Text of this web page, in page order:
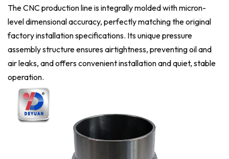
The CNC production line is integrally molded with micron-
level dimensional accuracy, perfectly matching the original
factory installation specifications. Its unique pressure
assembly structure ensures airtightness, preventing oil and
air leaks, and offers convenient installation and quiet, stable
operation.